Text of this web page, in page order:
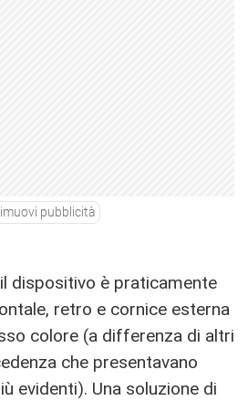
pubblicità
dispositivo è praticamente
retro e cornice esterna
colore (a differenza di altri
che presentavano
evidenti). Una soluzione di